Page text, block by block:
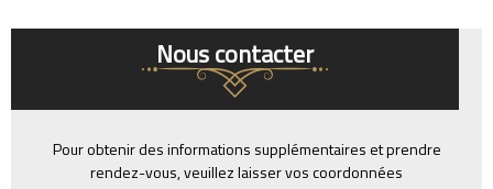
Nous contacter
Pour obtenir des informations supplémentaires et prendre
rendez-vous, veuillez laisser vos coordonnées